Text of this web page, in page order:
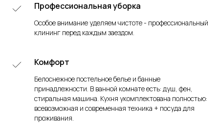
Профессиональная уборка
Особое внимание уделяем чистоте - профессиональный
клининг перед каждым заездом.
Комфорт
Белоснежное постельное белье и банные
принадлежности. В ванной комнате есть: душ, фен,
стиральная машина. Кухня укомплектована полностью:
всевозможная и современная техника + посуда для
проживания.